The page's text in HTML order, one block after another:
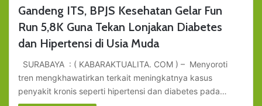
Gandeng ITS, BPJS Kesehatan Gelar Fun
Run 5,8K Guna Tekan Lonjakan Diabetes
dan Hipertensi di Usia Muda
SURABAYA : ( KABARAKTUALITA. COM ) – Menyoroti
tren mengkhawatirkan terkait meningkatnya kasus
penyakit kronis seperti hipertensi dan diabetes pada…